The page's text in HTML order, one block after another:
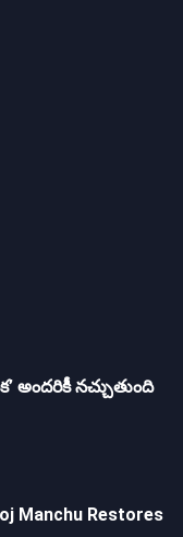
అందరికీ నచ్చుతుంది
Manchu Restores